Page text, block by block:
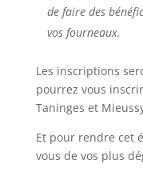
de faire des
vos fourneaux.
Les inscriptions
pourrez vous
Taninges et
Et pour rendre cet
vous de vos plus